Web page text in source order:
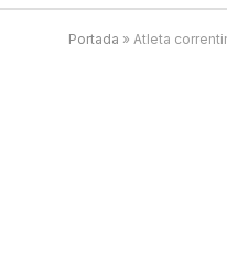
Portada » Atleta